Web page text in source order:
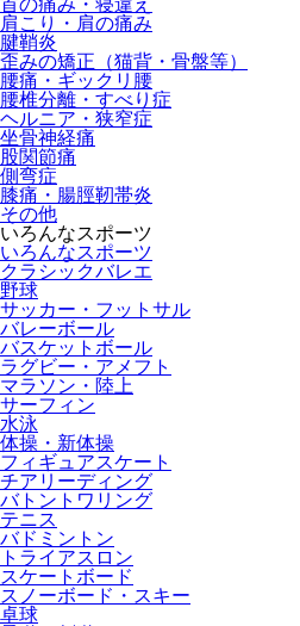
肩こり・肩の痛み
腱鞘炎
歪みの矯正（猫背・骨盤等）
腰痛・ギックリ腰
腰椎分離・すべり症
ヘルニア・狭窄症
坐骨神経痛
股関節痛
側弯症
膝痛・腸脛靭帯炎
その他
いろんなスポーツ
いろんなスポーツ
クラシックバレエ
野球
サッカー・フットサル
バレーボール
バスケットボール
ラグビー・アメフト
マラソン・陸上
サーフィン
水泳
体操・新体操
フィギュアスケート
チアリーディング
バトントワリング
テニス
バドミントン
トライアスロン
スケートボード
スノーボード・スキー
卓球